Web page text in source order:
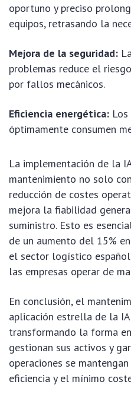
oportuno y preciso
equipos, retrasando la
Mejora de la seguridad:
problemas reduce el
por fallos mecánicos.
Eficiencia energética:
óptimamente consumen
La implementación de la
mantenimiento no solo
reducción de costes
mejora la fiabilidad
suministro. Esto es
de un aumento del 15%
el sector logístico
las empresas operar de
En conclusión, el
aplicación estrella de la
transformando la forma
gestionan sus activos y
operaciones se
eficiencia y el mínimo